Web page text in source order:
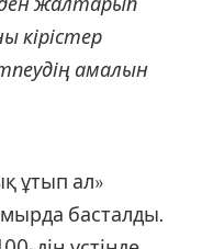
кірістер
амалын
ұтып ал»
басталды.